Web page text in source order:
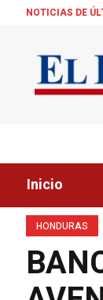
NOTICIAS DE
Inicio
HONDURAS